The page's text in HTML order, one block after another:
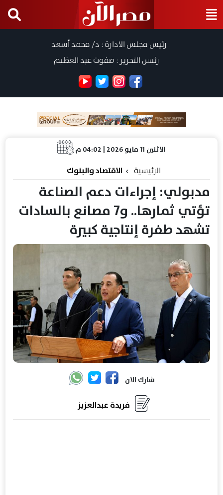
رئيس مجلس الادارة : د/ محمد أسعد
رئيس التحرير : صفوت عبد العظيم
الاثنين 11 مايو 2026 | 04:02 م
الرئيسية الاقتصاد والبنوك
مدبولي: إجراءات دعم الصناعة
تؤتي ثمارها.. و7 مصانع بالسادات
تشهد طفرة إنتاجية كبيرة
شارك الان
فريدة عبدالعزيز